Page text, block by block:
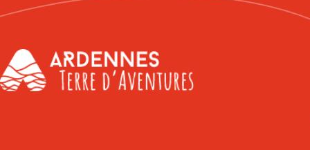
Accueil
ardennes
terre
d'aventure